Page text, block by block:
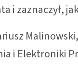
i zaznaczył,
i Elektroniki